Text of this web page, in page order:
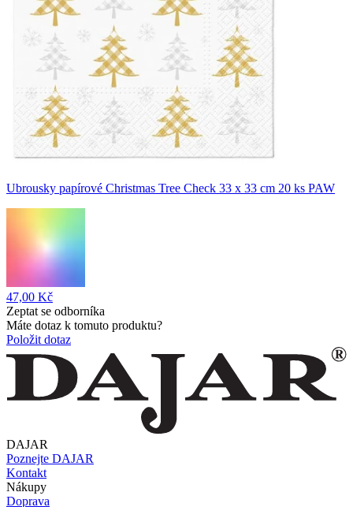
Ubrousky papírové Christmas Tree Check 33 x 33 cm 20 ks PAW
47,00 Kč
Zeptat se odborníka
Máte dotaz k tomuto produktu?
Položit dotaz
DAJAR
Poznejte DAJAR
Kontakt
Nákupy
Doprava